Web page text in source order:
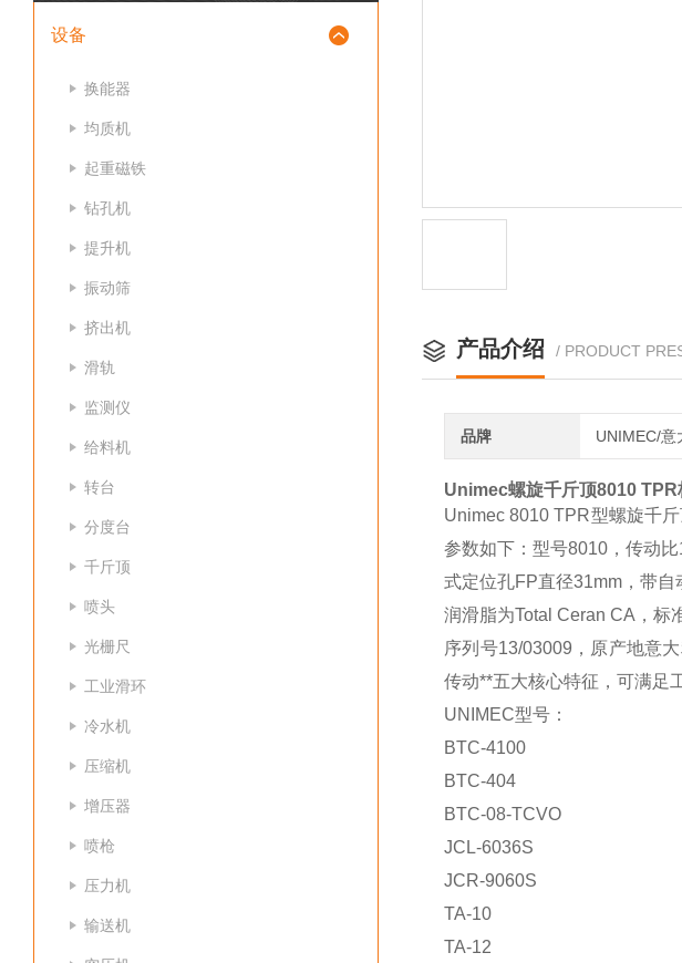
设备
换能器
均质机
起重磁铁
钻孔机
提升机
振动筛
挤出机
滑轨
监测仪
给料机
转台
分度台
千斤顶
喷头
光栅尺
工业滑环
冷水机
压缩机
增压器
喷枪
压力机
输送机
产品介绍 / PRODUCT
品牌 UNIMEC/意
Unimec螺旋千斤顶8010 TPR
Unimec 8010 TPR型螺旋千
参数如下：型号8010，传动
式定位孔FP直径31mm，带
润滑脂为Total Ceran CA，标
序列号13/03009，原产地意
传动**五大核心特征，可满足
UNIMEC型号：
BTC-4100
BTC-404
BTC-08-TCVO
JCL-6036S
JCR-9060S
TA-10
TA-12